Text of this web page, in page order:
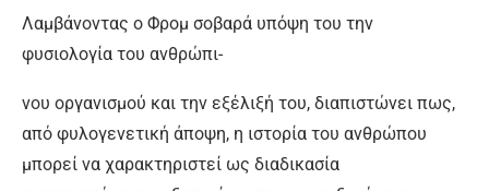
Λαμβάνοντας ο Φρομ σοβαρά υπόψη του την
φυσιολογία του ανθρώπι-
νου οργανισμού και την εξέλιξή του, διαπιστώνει πως,
από φυλογενετική άποψη, η ιστορία του ανθρώπου
μπορεί να χαρακτηριστεί ως διαδικασία